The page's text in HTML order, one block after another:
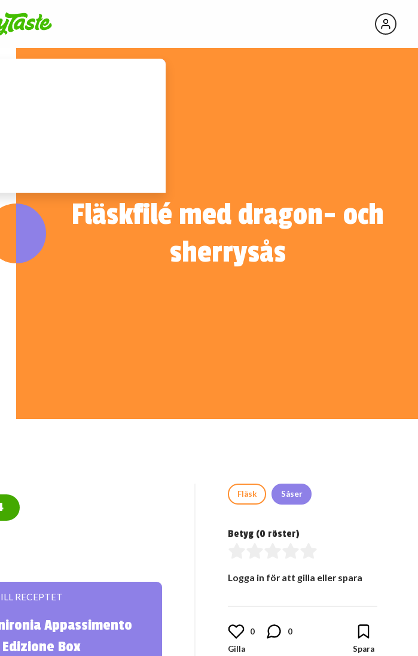
Fläskfilé med dragon- och
sherrysås
RECEPTET
Appassimento
Box
Fläsk Såser
Betyg (0 röster)
Logga in för att gilla eller spara
0 0